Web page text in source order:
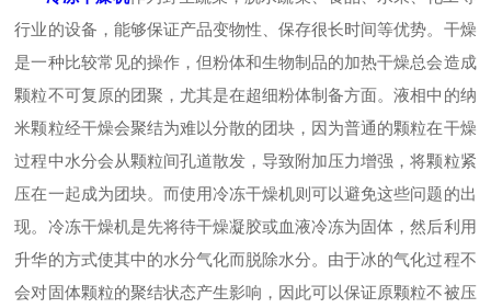
行业的设备，能够保证产品变物性、保存很长时间等优势。干燥
是一种比较常见的操作，但粉体和生物制品的加热干燥总会造成
颗粒不可复原的团聚，尤其是在超细粉体制备方面。液相中的纳
米颗粒经干燥会聚结为难以分散的团块，因为普通的颗粒在干燥
过程中水分会从颗粒间孔道散发，导致附加压力增强，将颗粒紧
压在一起成为团块。而使用冷冻干燥机则可以避免这些问题的出
现。冷冻干燥机是先将待干燥凝胶或血液冷冻为固体，然后利用
升华的方式使其中的水分气化而脱除水分。由于冰的气化过程不
会对固体颗粒的聚结状态产生影响，因此可以保证原颗粒不被压